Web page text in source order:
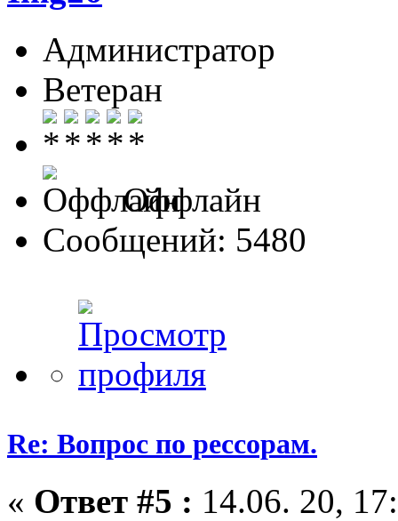
Администратор
Ветеран
Оффлайн
Сообщений: 5480
Re: Вопрос по рессорам.
« Ответ #5 : 14.06. 20,